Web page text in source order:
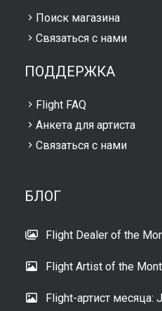
Поиск магазина
Связаться с нами
ПОДДЕРЖКА
Flight FAQ
Анкета для артиста
Связаться с нами
БЛОГ
Flight Dealer of the
Flight Artist of the
Flight-артист месяца: